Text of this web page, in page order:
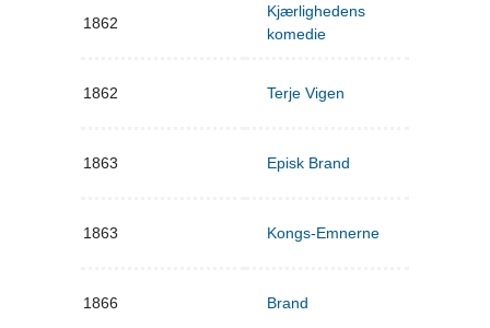
1862
Kjærlighedens
komedie
1862 Terje Vigen
1863 Episk Brand
1863 Kongs-Emnerne
1866 Brand